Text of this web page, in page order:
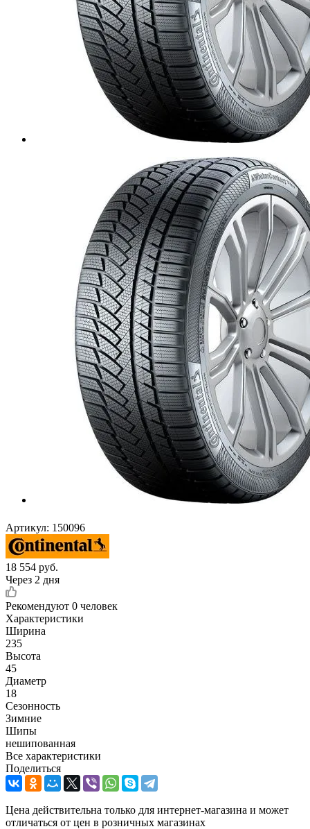
Артикул: 150096
18 554 руб.
Через 2 дня
Рекомендуют 0 человек
Характеристики
Ширина
235
Высота
45
Диаметр
18
Сезонность
Зимние
Шипы
нешипованная
Все характеристики
Поделиться
Цена действительна только для интернет-магазина и может
отличаться от цен в розничных магазинах